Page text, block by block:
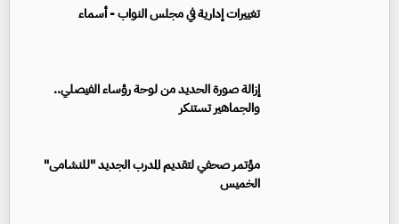
تغييرات إدارية في مجلس النواب - أسماء
إزالة صورة الحديد من لوحة رؤساء الفيصلي..
والجماهير تستنكر
مؤتمر صحفي لتقديم المدرب الجديد "للنشامى"
الخميس